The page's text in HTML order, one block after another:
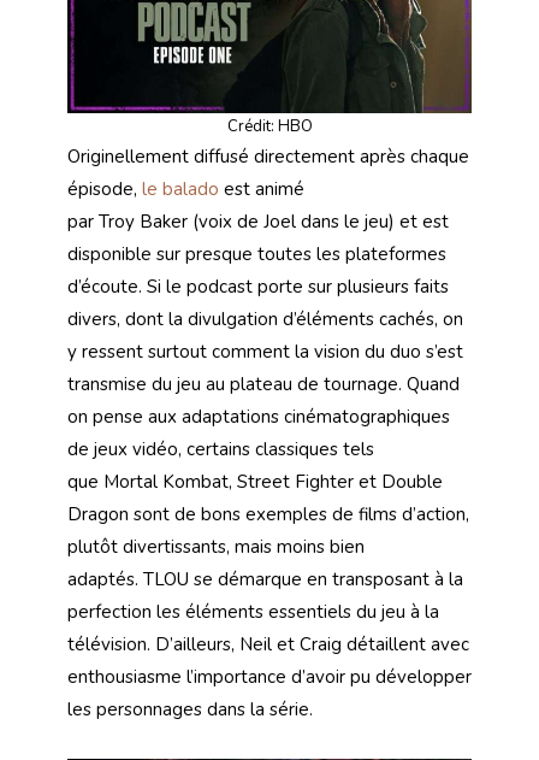
Crédit: HBO
Originellement diffusé directement après chaque
épisode, le balado est animé
par Troy Baker (voix de Joel dans le jeu) et est
disponible sur presque toutes les plateformes
d’écoute. Si le podcast porte sur plusieurs faits
divers, dont la divulgation d’éléments cachés, on
y ressent surtout comment la vision du duo s’est
transmise du jeu au plateau de tournage. Quand
on pense aux adaptations cinématographiques
de jeux vidéo, certains classiques tels
que Mortal Kombat, Street Fighter et Double
Dragon sont de bons exemples de films d’action,
plutôt divertissants, mais moins bien
adaptés. TLOU se démarque en transposant à la
perfection les éléments essentiels du jeu à la
télévision. D’ailleurs, Neil et Craig détaillent avec
enthousiasme l’importance d’avoir pu développer
les personnages dans la série.